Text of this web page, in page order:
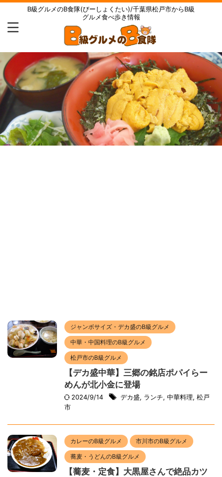
B級グルメのB食隊(びーしょくたい)/千葉県松戸市からB級
グルメ食べ歩き情報
ジャンボサイズ・デカ盛のB級グルメ
中華・中国料理のB級グルメ
松戸市のB級グルメ
【デカ盛中華】三郷の銘店ポパイらー
めんが北小金に登場
2024/9/14 デカ盛, ランチ, 中華料理, 松戸
市
カレーのB級グルメ 市川市のB級グルメ
蕎麦・うどんのB級グルメ
【蕎麦・定食】大黒屋さんで絶品カツ